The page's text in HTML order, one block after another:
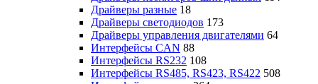
Драйверы разные 18
Драйверы светодиодов 173
Драйверы управления двигателями 64
Интерфейсы CAN 88
Интерфейсы RS232 108
Интерфейсы RS485, RS423, RS422 508